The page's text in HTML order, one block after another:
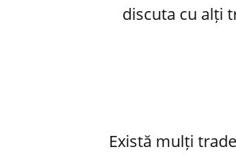
discuta cu alți
Există mulți